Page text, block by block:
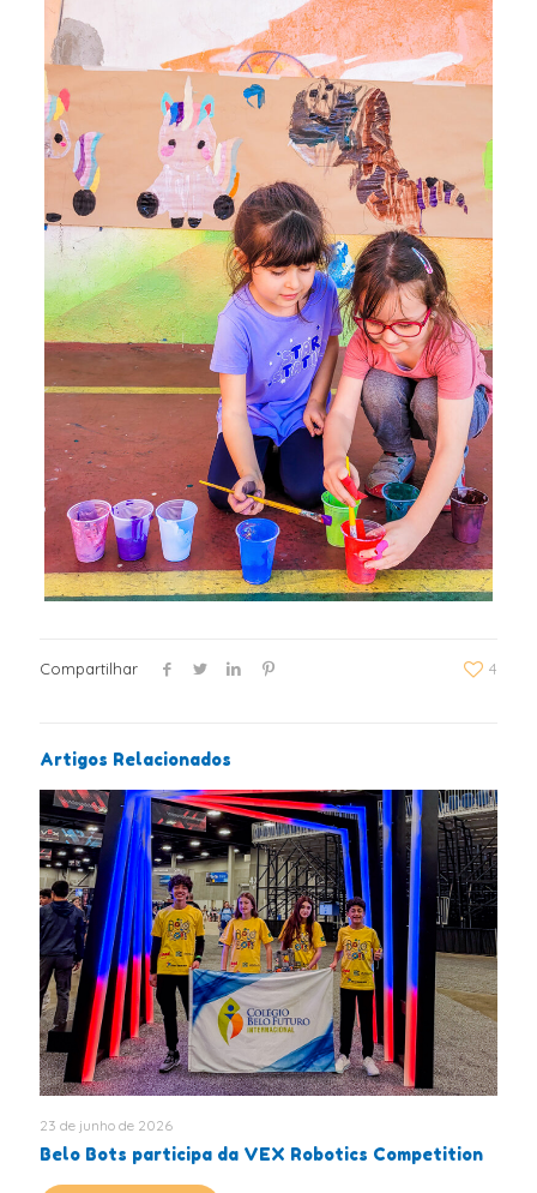
Compartilhar 4
Artigos Relacionados
23 de junho de 2026
Belo Bots participa da VEX Robotics Competition